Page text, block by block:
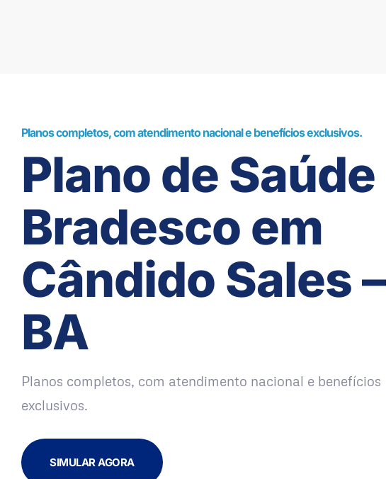
Planos completos, com atendimento nacional e benefícios exclusivos.
Plano de Saúde
Bradesco em
Cândido Sales –
BA
Planos completos, com atendimento nacional e benefícios
exclusivos.
SIMULAR AGORA